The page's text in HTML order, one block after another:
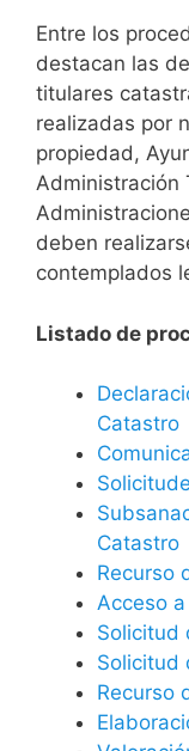
Entre los
destacan las
titulares
realizadas por
propiedad,
Administración
deben
contemplados
Listado de
Catastro
Catastro
Recurso
Acceso
Solicitud
Solicitud
Recurso